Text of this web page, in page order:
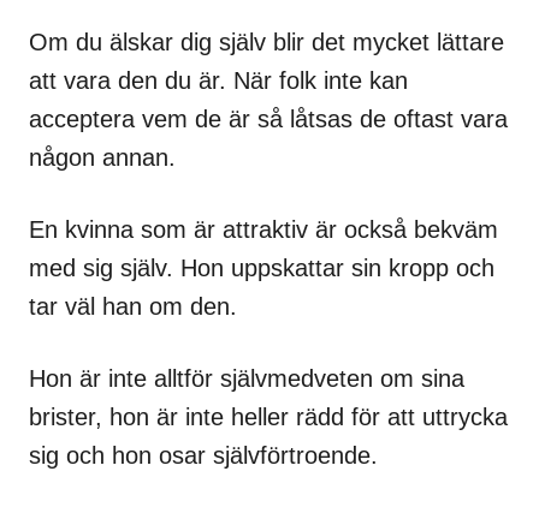
Om du älskar dig själv blir det mycket lättare
att vara den du är. När folk inte kan
acceptera vem de är så låtsas de oftast vara
någon annan.
En kvinna som är attraktiv är också bekväm
med sig själv. Hon uppskattar sin kropp och
tar väl han om den.
Hon är inte alltför självmedveten om sina
brister, hon är inte heller rädd för att uttrycka
sig och hon osar självförtroende.